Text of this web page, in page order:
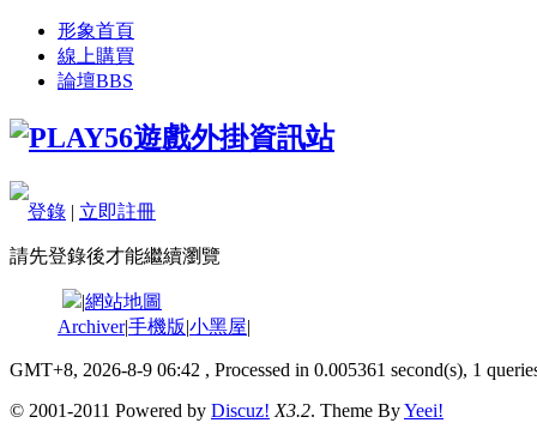
形象首頁
線上購買
論壇BBS
登錄 | 立即註冊
請先登錄後才能繼續瀏覽
|網站地圖
Archiver|手機版|小黑屋|
GMT+8, 2026-8-9 06:42 , Processed in 0.005361 second(s), 1
© 2001-2011 Powered by Discuz! X3.2. Theme ByYeei!